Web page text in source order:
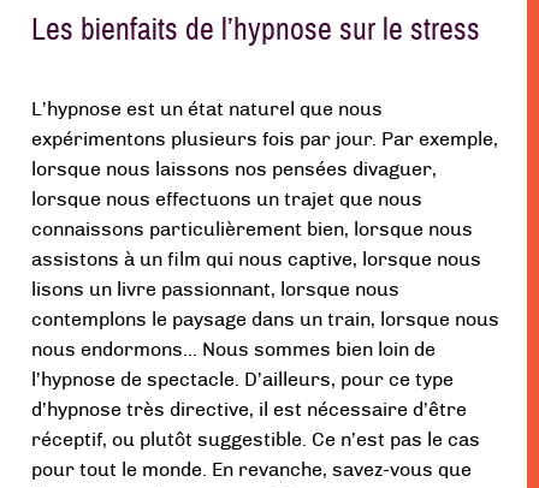
Les bienfaits de l’hypnose sur le stress
L’hypnose est un état naturel que nous
expérimentons plusieurs fois par jour. Par exemple,
lorsque nous laissons nos pensées divaguer,
lorsque nous effectuons un trajet que nous
connaissons particulièrement bien, lorsque nous
assistons à un film qui nous captive, lorsque nous
lisons un livre passionnant, lorsque nous
contemplons le paysage dans un train, lorsque nous
nous endormons… Nous sommes bien loin de
l’hypnose de spectacle. D’ailleurs, pour ce type
d’hypnose très directive, il est nécessaire d’être
réceptif, ou plutôt suggestible. Ce n’est pas le cas
pour tout le monde. En revanche, savez-vous que